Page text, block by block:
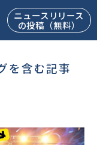
ニュースリリース
の投稿（無料）
を含む記事